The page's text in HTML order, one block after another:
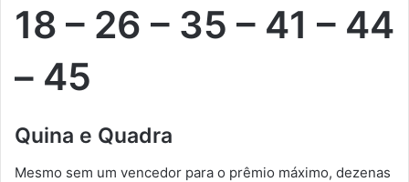
18 – 26 – 35 – 41 – 44
– 45
Quina e Quadra
Mesmo sem um vencedor para o prêmio máximo, dezenas